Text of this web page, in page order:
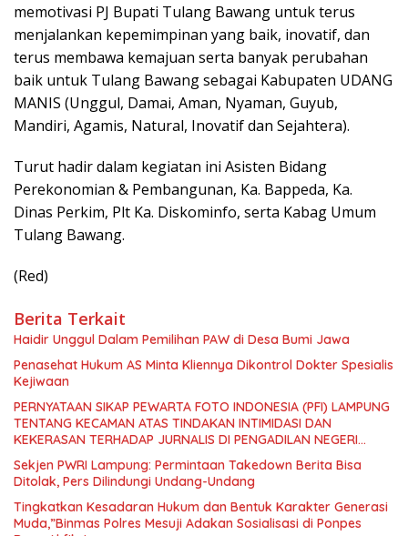
memotivasi PJ Bupati Tulang Bawang untuk terus
menjalankan kepemimpinan yang baik, inovatif, dan
terus membawa kemajuan serta banyak perubahan
baik untuk Tulang Bawang sebagai Kabupaten UDANG
MANIS (Unggul, Damai, Aman, Nyaman, Guyub,
Mandiri, Agamis, Natural, Inovatif dan Sejahtera).
Turut hadir dalam kegiatan ini Asisten Bidang
Perekonomian & Pembangunan, Ka. Bappeda, Ka.
Dinas Perkim, Plt Ka. Diskominfo, serta Kabag Umum
Tulang Bawang.
(Red)
Berita Terkait
Haidir Unggul Dalam Pemilihan PAW di Desa Bumi Jawa
Penasehat Hukum AS Minta Kliennya Dikontrol Dokter Spesialis
Kejiwaan
PERNYATAAN SIKAP PEWARTA FOTO INDONESIA (PFI) LAMPUNG
TENTANG KECAMAN ATAS TINDAKAN INTIMIDASI DAN
KEKERASAN TERHADAP JURNALIS DI PENGADILAN NEGERI
TANJUNG KARANG.
Sekjen PWRI Lampung: Permintaan Takedown Berita Bisa
Ditolak, Pers Dilindungi Undang-Undang
Tingkatkan Kesadaran Hukum dan Bentuk Karakter Generasi
Muda,”Binmas Polres Mesuji Adakan Sosialisasi di Ponpes